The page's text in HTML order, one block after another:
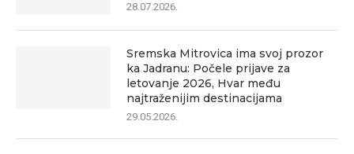
28.07.2026.
Sremska Mitrovica ima svoj prozor
ka Jadranu: Počele prijave za
letovanje 2026, Hvar među
najtraženijim destinacijama
29.05.2026.